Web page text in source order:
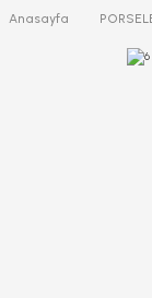
Anasayfa